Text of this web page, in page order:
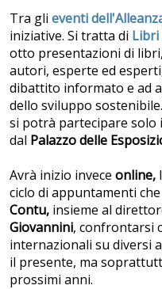
Tra gli eventi
iniziative. Si tratta di Libri
otto presentazioni di
autori, esperte ed
dibattito informato e ad
dello sviluppo
si potrà partecipare solo
dal Palazzo delle
Avrà inizio invece online,
ciclo di appuntamenti
Contu, insieme al
Giovannini, confrontarsi
internazionali su diversi
il presente, ma
prossimi anni.